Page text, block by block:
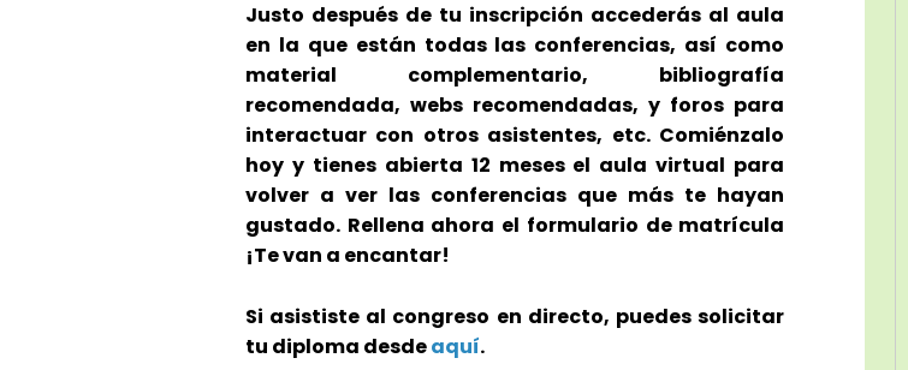
Justo después de tu inscripción accederás al aula
en la que están todas las conferencias, así como
material complementario, bibliografía
recomendada, webs recomendadas, y foros para
interactuar con otros asistentes, etc. Comiénzalo
hoy y tienes abierta 12 meses el aula virtual para
volver a ver las conferencias que más te hayan
gustado. Rellena ahora el formulario de matrícula
¡Te van a encantar!
Si asististe al congreso en directo, puedes solicitar
tu diploma desdeaquí.